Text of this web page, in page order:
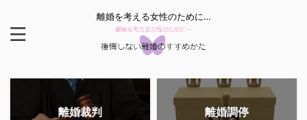
離婚を考える女性のために…
離婚裁判 離婚調停